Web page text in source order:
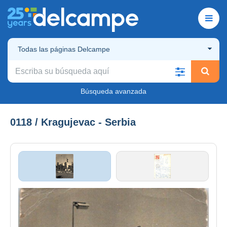
Todas las páginas Delcampe
Búsqueda avanzada
0118 / Kragujevac - Serbia